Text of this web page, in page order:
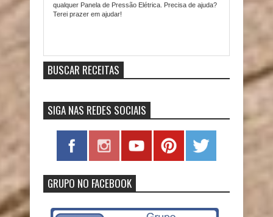
qualquer Panela de Pressão Elétrica. Precisa de ajuda?
Terei prazer em ajudar!
BUSCAR RECEITAS
SIGA NAS REDES SOCIAIS
GRUPO NO FACEBOOK